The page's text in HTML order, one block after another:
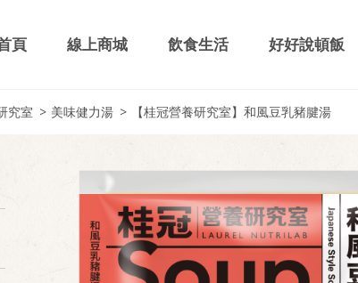
頁 線上商城 飲食生活 好好說頓飯
究室 美味健力湯 【桂冠營養研究室】和風豆乳豬腱湯